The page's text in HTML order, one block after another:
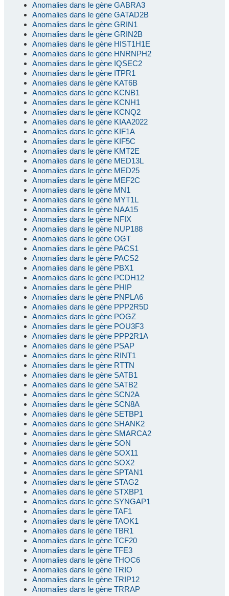
Anomalies dans le gène GABRA3
Anomalies dans le gène GATAD2B
Anomalies dans le gène GRIN1
Anomalies dans le gène GRIN2B
Anomalies dans le gène HIST1H1E
Anomalies dans le gène HNRNPH2
Anomalies dans le gène IQSEC2
Anomalies dans le gène ITPR1
Anomalies dans le gène KAT6B
Anomalies dans le gène KCNB1
Anomalies dans le gène KCNH1
Anomalies dans le gène KCNQ2
Anomalies dans le gène KIAA2022
Anomalies dans le gène KIF1A
Anomalies dans le gène KIF5C
Anomalies dans le gène KMT2E
Anomalies dans le gène MED13L
Anomalies dans le gène MED25
Anomalies dans le gène MEF2C
Anomalies dans le gène MN1
Anomalies dans le gène MYT1L
Anomalies dans le gène NAA15
Anomalies dans le gène NFIX
Anomalies dans le gène NUP188
Anomalies dans le gène OGT
Anomalies dans le gène PACS1
Anomalies dans le gène PACS2
Anomalies dans le gène PBX1
Anomalies dans le gène PCDH12
Anomalies dans le gène PHIP
Anomalies dans le gène PNPLA6
Anomalies dans le gène PPP2R5D
Anomalies dans le gène POGZ
Anomalies dans le gène POU3F3
Anomalies dans le gène PPP2R1A
Anomalies dans le gène PSAP
Anomalies dans le gène RINT1
Anomalies dans le gène RTTN
Anomalies dans le gène SATB1
Anomalies dans le gène SATB2
Anomalies dans le gène SCN2A
Anomalies dans le gène SCN8A
Anomalies dans le gène SETBP1
Anomalies dans le gène SHANK2
Anomalies dans le gène SMARCA2
Anomalies dans le gène SON
Anomalies dans le gène SOX11
Anomalies dans le gène SOX2
Anomalies dans le gène SPTAN1
Anomalies dans le gène STAG2
Anomalies dans le gène STXBP1
Anomalies dans le gène SYNGAP1
Anomalies dans le gène TAF1
Anomalies dans le gène TAOK1
Anomalies dans le gène TBR1
Anomalies dans le gène TCF20
Anomalies dans le gène TFE3
Anomalies dans le gène THOC6
Anomalies dans le gène TRIO
Anomalies dans le gène TRIP12
Anomalies dans le gène TRRAP